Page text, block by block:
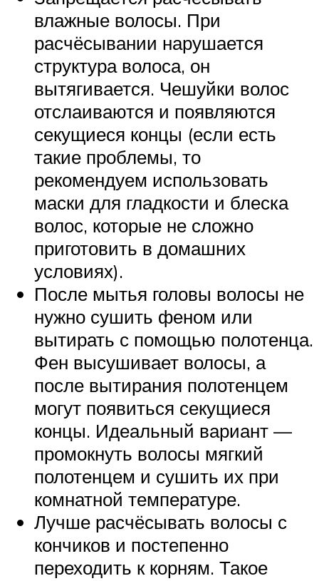
влажные волосы. При
расчёсывании нарушается
структура волоса, он
вытягивается. Чешуйки волос
отслаиваются и появляются
секущиеся концы (если есть
такие проблемы, то
рекомендуем использовать
маски для гладкости и блеска
волос, которые не сложно
приготовить в домашних
условиях).
После мытья головы волосы не
нужно сушить феном или
вытирать с помощью полотенца.
Фен высушивает волосы, а
после вытирания полотенцем
могут появиться секущиеся
концы. Идеальный вариант —
промокнуть волосы мягкий
полотенцем и сушить их при
комнатной температуре.
Лучше расчёсывать волосы с
кончиков и постепенно
переходить к корням. Такое